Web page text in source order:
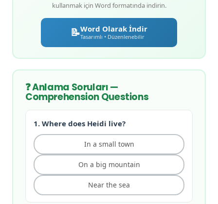
kullanmak için Word formatında indirin.
📝Word Olarak İndir
Tasarımlı • Düzenlenebilir
Anlama Soruları —
Comprehension Questions
1. Where does Heidi live?
In a small town
On a big mountain
Near the sea